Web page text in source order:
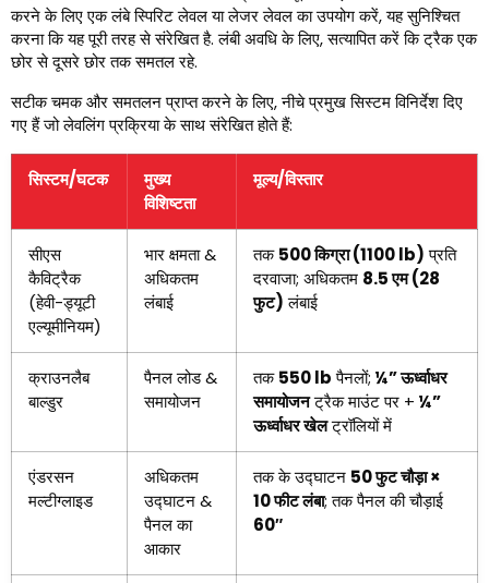
करने के लिए एक लंबे स्पिरिट लेवल या लेजर लेवल का उपयोग करें, यह सुनिश्चित
करना कि यह पूरी तरह से संरेखित है. लंबी अवधि के लिए, सत्यापित करें कि ट्रैक एक
छोर से दूसरे छोर तक समतल रहे.
सटीक चमक और समतलन प्राप्त करने के लिए, नीचे प्रमुख सिस्टम विनिर्देश दिए
गए हैं जो लेवलिंग प्रक्रिया के साथ संरेखित होते हैं:
सिस्टम/घटक
मुख्य
विशिष्टता
मूल्य/विस्तार
सीएस
कैविट्रैक
(हेवी-ड्यूटी
एल्यूमीनियम)
भार क्षमता &
अधिकतम
लंबाई
तक500 किग्रा (1100 lb)प्रति
दरवाजा; अधिकतम 8.5 एम (28
फुट)लंबाई
क्राउनलैब
बाल्डुर
पैनल लोड &
समायोजन
तक550 lbपैनलों; ¼” ऊर्ध्वाधर
समायोजनट्रैक माउंट पर + ¼”
ऊर्ध्वाधर खेलट्रॉलियों में
एंडरसन
मल्टीग्लाइड
अधिकतम
उद्घाटन &
पैनल का
आकार
तक के उद्घाटन 50 फुट चौड़ा ×
10 फीट लंबा; तक पैनल की चौड़ाई
60″